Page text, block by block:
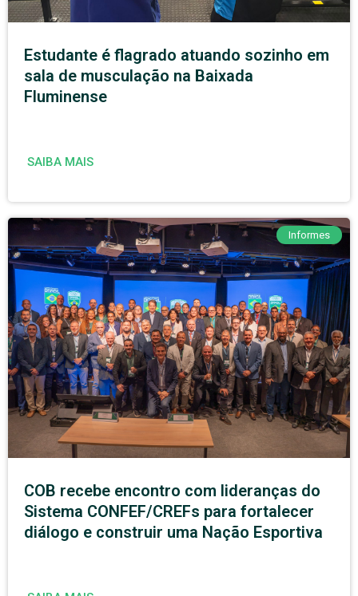
Estudante é flagrado atuando sozinho em
sala de musculação na Baixada
Fluminense
SAIBA MAIS
Informes
COB recebe encontro com lideranças do
Sistema CONFEF/CREFs para fortalecer
diálogo e construir uma Nação Esportiva